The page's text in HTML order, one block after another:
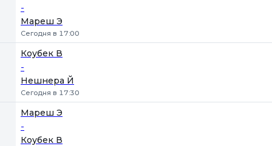
-
Мареш Э
Сегодня в 17:00
Коубек В
-
Нешнера Й
Сегодня в 17:30
Мареш Э
-
Коубек В